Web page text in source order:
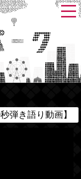
弾き語り動画】